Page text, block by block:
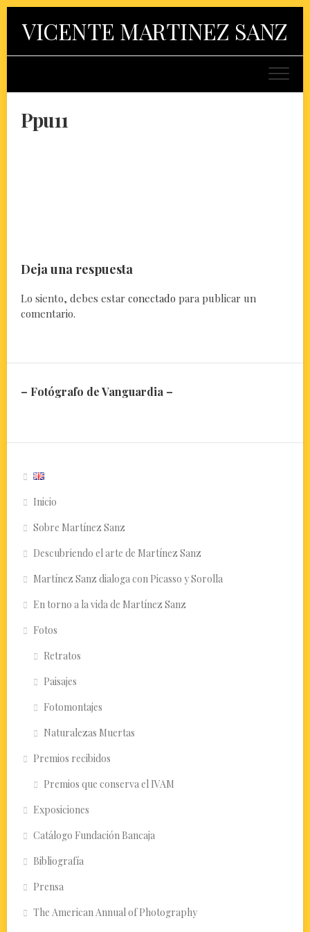
contentVICENTE MARTINEZ SANZ
Ppu11
Deja una respuesta
Lo siento, debes estar conectado para publicar un
comentario.
– Fotógrafo de Vanguardia –
Inicio
Sobre Martínez Sanz
Descubriendo el arte de Martínez Sanz
Martínez Sanz dialoga con Picasso y Sorolla
En torno a la vida de Martínez Sanz
Fotos
Retratos
Paisajes
Fotomontajes
Naturalezas Muertas
Premios recibidos
Premios que conserva el IVAM
Exposiciones
Catálogo Fundación Bancaja
Bibliografía
Prensa
The American Annual of Photography